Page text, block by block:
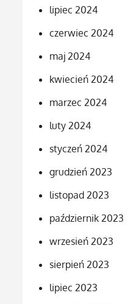
lipiec 2024
czerwiec 2024
maj 2024
kwiecień 2024
marzec 2024
luty 2024
styczeń 2024
grudzień 2023
listopad 2023
październik 2023
wrzesień 2023
sierpień 2023
lipiec 2023